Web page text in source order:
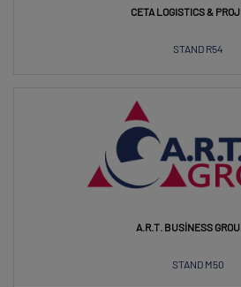
CETA LOGISTICS &
STAND R54
A.R.T. BUSINESS
STAND M50